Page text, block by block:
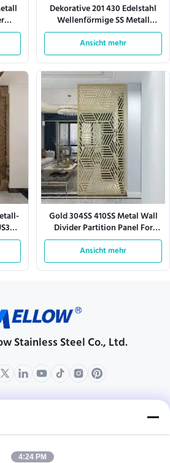
Dekorative 201 430 Edelstahl
Wellenförmige SS Metall
Raumteiler
Ansicht mehr
Gold 304SS 410SS Metal Wall
Divider Partition Panel For
Room Home Decor
Ansicht mehr
Stainless Steel Co., Ltd.
Unternehmensprofil
Fabrik-Ausflug
4:24 PM